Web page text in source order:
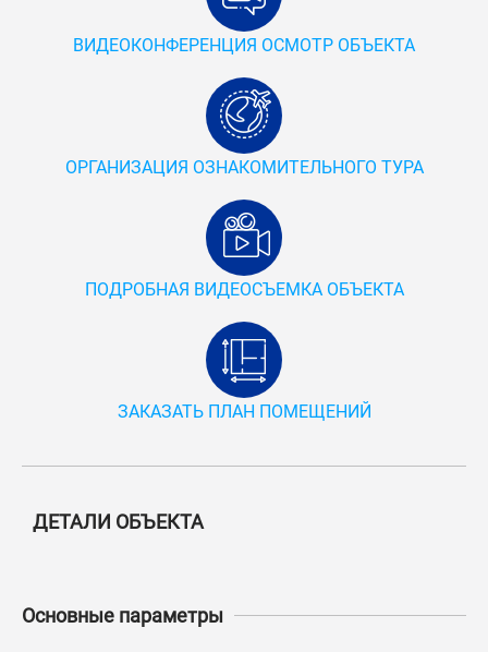
ВИДЕОКОНФЕРЕНЦИЯ ОСМОТР ОБЪЕКТА
ОРГАНИЗАЦИЯ ОЗНАКОМИТЕЛЬНОГО ТУРА
ПОДРОБНАЯ ВИДЕОСЪЕМКА ОБЪЕКТА
ЗАКАЗАТЬ ПЛАН ПОМЕЩЕНИЙ
ДЕТАЛИ ОБЪЕКТА
Основные параметры